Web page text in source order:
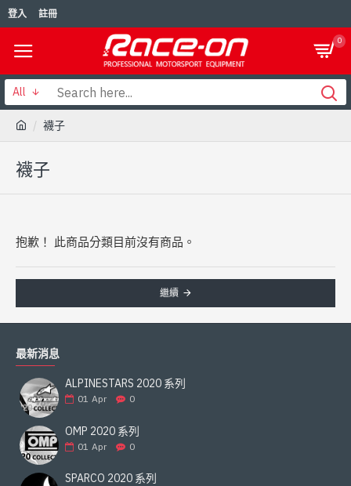
登入 註冊
0
All
襪子
襪子
抱歉！ 此商品分類目前沒有商品。
繼續
最新消息
ALPINESTARS 2020 系列
01 Apr 0
OMP 2020 系列
01 Apr 0
SPARCO 2020 系列